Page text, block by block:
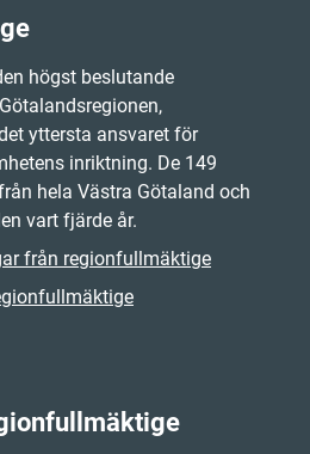
högst beslutande
yttersta ansvaret för
inriktning. De 149
hela Västra Götaland och
vart fjärde år.
från regionfullmäktige